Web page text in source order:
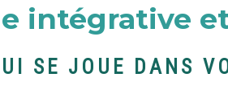
intégrative
SE JOUE DANS